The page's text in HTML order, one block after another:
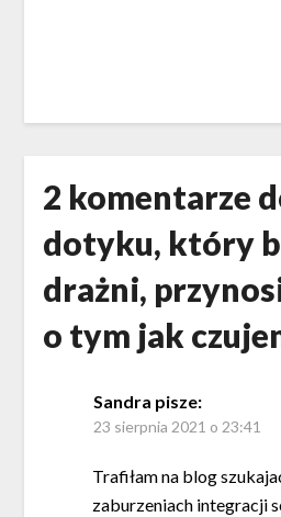
2 komentarze
dotyku, który
drażni,
o tym jak
Sandra pisze:
23 sierpnia 2021 o 23:41
Trafiłam na blog
zaburzeniach integracji